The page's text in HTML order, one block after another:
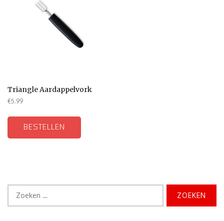
Triangle Aardappelvork
€5.99
BESTELLEN
naar: